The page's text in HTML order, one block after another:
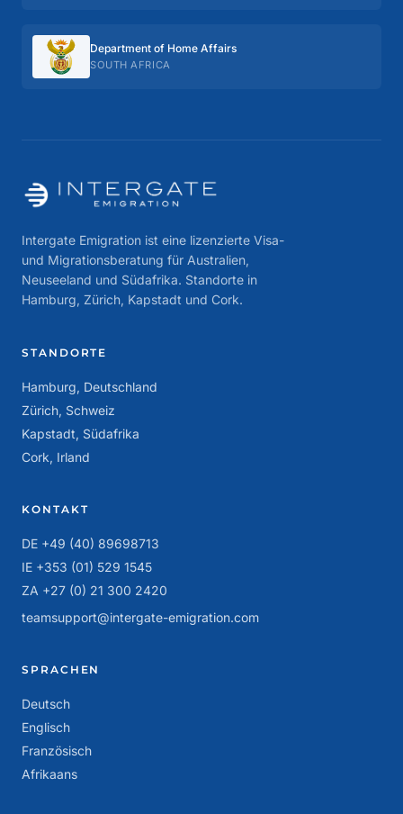
Department of Home Affairs
SOUTH AFRICA
Intergate Emigration ist eine lizenzierte Visa-
und Migrationsberatung für Australien,
Neuseeland und Südafrika. Standorte in
Hamburg, Zürich, Kapstadt und Cork.
STANDORTE
Hamburg, Deutschland
Zürich, Schweiz
Kapstadt, Südafrika
Cork, Irland
KONTAKT
DE +49 (40) 89698713
IE +353 (01) 529 1545
ZA +27 (0) 21 300 2420
teamsupport@intergate-emigration.com
SPRACHEN
Deutsch
Englisch
Französisch
Afrikaans